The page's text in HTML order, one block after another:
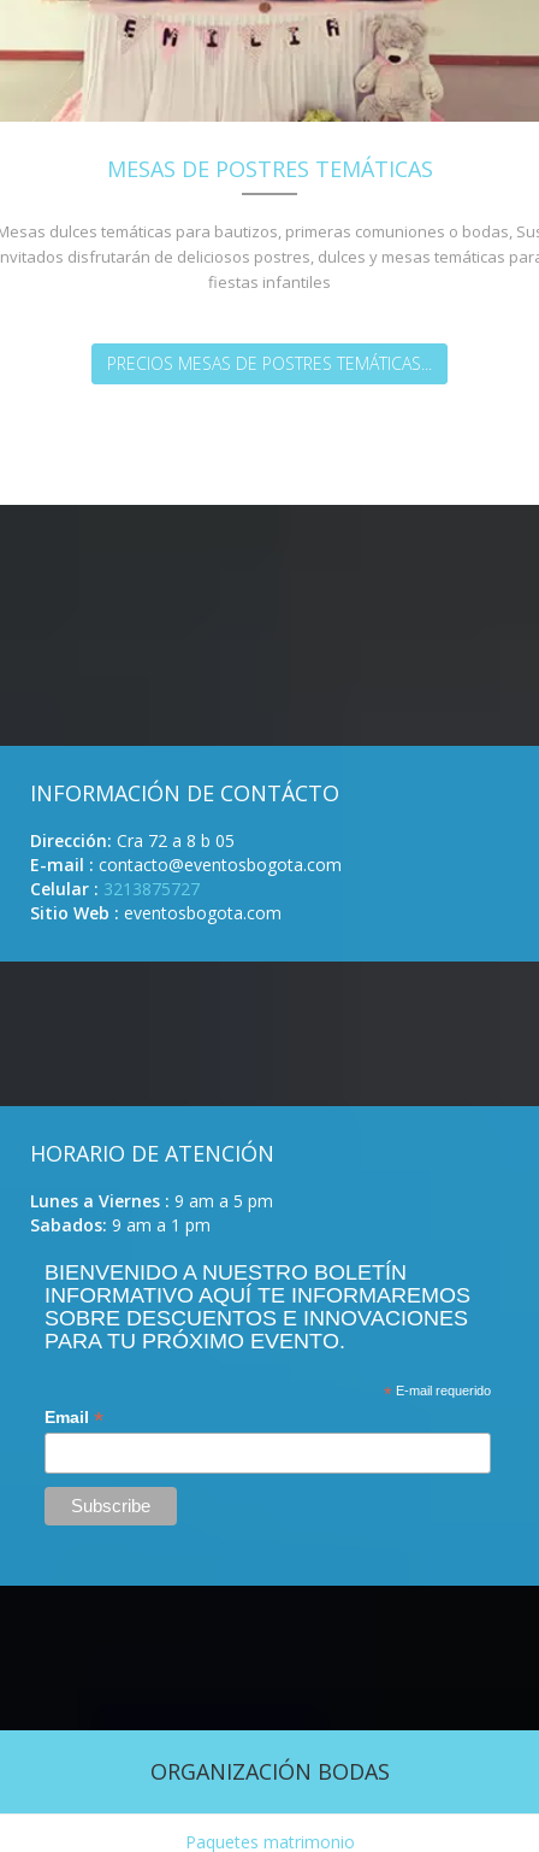
MESAS DE POSTRES TEMÁTICAS
dulces temáticas para bautizos, primeras comuniones o bodas,
disfrutarán de deliciosos postres, dulces y mesas temáticas
fiestas infantiles
PRECIOS MESAS DE POSTRES TEMÁTICAS...
INFORMACIÓN DE CONTÁCTO
Dirección: Cra 72 a 8 b 05
E-mail : contacto@eventosbogota.com
Celular : 3213875727
Sitio Web : eventosbogota.com
HORARIO DE ATENCIÓN
Lunes a Viernes : 9 am a 5 pm
Sabados: 9 am a 1 pm
BIENVENIDO A NUESTRO BOLETÍN
INFORMATIVO AQUÍ TE INFORMAREMOS
SOBRE DESCUENTOS E INNOVACIONES
PARA TU PRÓXIMO EVENTO.
*E-mail requerido
Email *
ORGANIZACIÓN BODAS
Paquetes matrimonio